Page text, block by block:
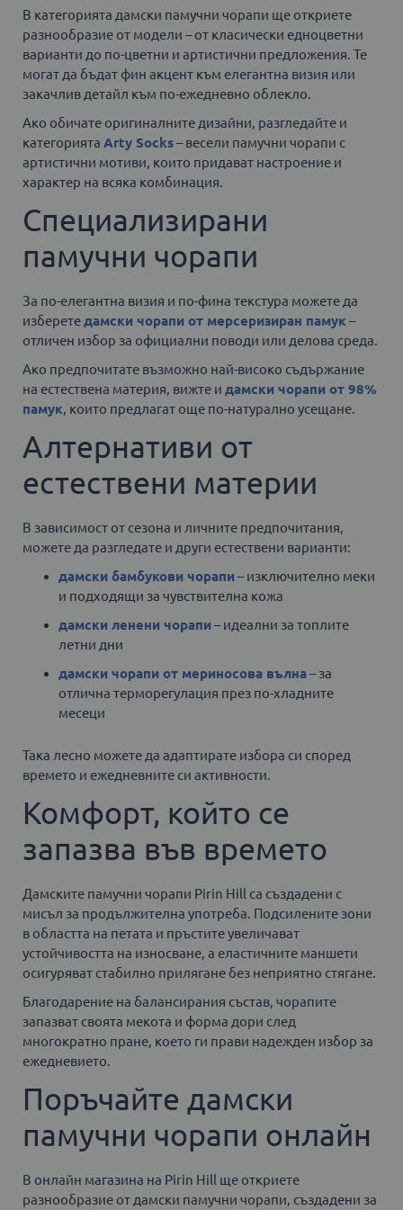
В категорията дамски памучни чорапи ще откриете
разнообразие от модели – от класически едноцветни
варианти до по-цветни и артистични предложения. Те
могат да бъдат фин акцент към елегантна визия или
закачлив детайл към по-ежедневно облекло.
Ако обичате оригиналните дизайни, разгледайте и
категорията Arty Socks– весели памучни чорапи с
артистични мотиви, които придават настроение и
характер на всяка комбинация.
Специализирани
памучни чорапи
За по-елегантна визия и по-фина текстура можете да
изберетедамски чорапи от мерсеризиран памук –
отличен избор за официални поводи или делова среда.
Ако предпочитате възможно най-високо съдържание
на естествена материя, вижте и дамски чорапи от 98%
памук, които предлагат още по-натурално усещане.
Алтернативи от
естествени материи
В зависимост от сезона и личните предпочитания,
можете да разгледате и други естествени варианти:
дамски бамбукови чорапи– изключително меки
и подходящи за чувствителна кожа
дамски ленени чорапи– идеални за топлите
летни дни
дамски чорапи от мериносова вълна– за
отлична терморегулация през по-хладните
месеци
Така лесно можете да адаптирате избора си според
времето и ежедневните си активности.
Комфорт, който се
запазва във времето
Дамските памучни чорапи Pirin Hill са създадени с
мисъл за продължителна употреба. Подсилените зони
в областта на петата и пръстите увеличават
устойчивостта на износване, а еластичните маншети
осигуряват стабилно прилягане без неприятно стягане.
Благодарение на балансирания състав, чорапите
запазват своята мекота и форма дори след
многократно пране, което ги прави надежден избор за
ежедневието.
Поръчайте дамски
памучни чорапи онлайн
В онлайн магазина на Pirin Hill ще откриете
разнообразие от дамски памучни чорапи, създадени за